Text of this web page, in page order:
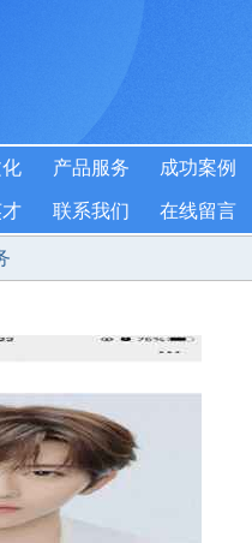
产品服务 成功案例
联系我们 在线留言